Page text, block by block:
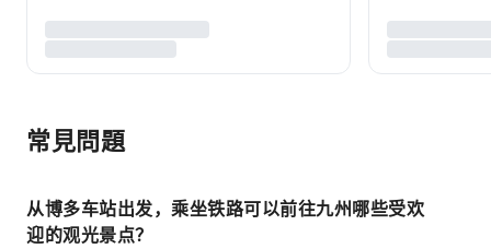
常見問題
从博多车站出发，乘坐铁路可以前往九州哪些受欢
迎的观光景点？